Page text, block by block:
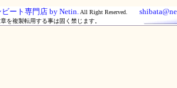
ビート専門店 by Netin. All Right Reserved.
を複製転用する事は固く禁じます。